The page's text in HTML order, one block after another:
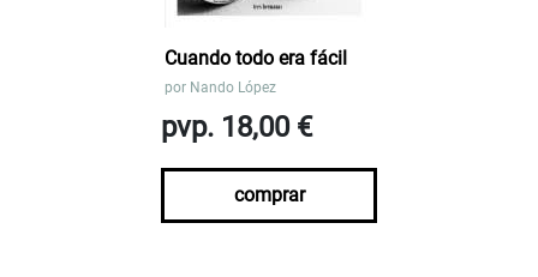
Cuando todo era fácil
por Nando López
pvp. 18,00 €
comprar